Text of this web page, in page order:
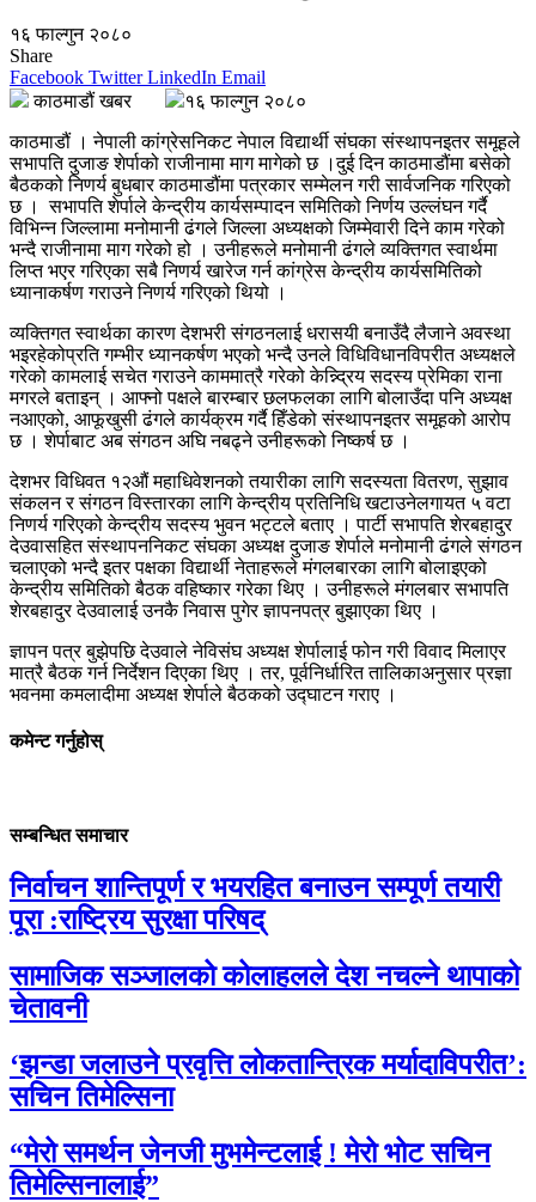
१६ फाल्गुन २०८०
Share
Facebook Twitter LinkedIn Email
काठमाडौं खबर
१६ फाल्गुन २०८०
काठमाडौं । नेपाली कांग्रेसनिकट नेपाल विद्यार्थी संघका संस्थापनइतर समूहले
सभापति दुजाङ शेर्पाको राजीनामा माग मागेको छ ।दुई दिन काठमाडौंमा बसेको
बैठकको निणर्य बुधबार काठमाडौंमा पत्रकार सम्मेलन गरी सार्वजनिक गरिएको
छ । सभापति शेर्पाले केन्द्रीय कार्यसम्पादन समितिको निर्णय उल्लंघन गर्दै
विभिन्न जिल्लामा मनोमानी ढंगले जिल्ला अध्यक्षको जिम्मेवारी दिने काम गरेको
भन्दै राजीनामा माग गरेको हो । उनीहरूले मनोमानी ढंगले व्यक्तिगत स्वार्थमा
लिप्त भएर गरिएका सबै निणर्य खारेज गर्न कांग्रेस केन्द्रीय कार्यसमितिको
ध्यानाकर्षण गराउने निणर्य गरिएको थियो ।
व्यक्तिगत स्वार्थका कारण देशभरी संगठनलाई धरासयी बनाउँदै लैजाने अवस्था
भइरहेकोप्रति गम्भीर ध्यानकर्षण भएको भन्दै उनले विधिविधानविपरीत अध्यक्षले
गरेको कामलाई सचेत गराउने काममात्रै गरेको केन्न्द्रिय सदस्य प्रेमिका राना
मगरले बताइन् । आफ्नो पक्षले बारम्बार छलफलका लागि बोलाउँदा पनि अध्यक्ष
नआएको, आफूखुसी ढंगले कार्यक्रम गर्दै हिँडेको संस्थापनइतर समूहको आरोप
छ । शेर्पाबाट अब संगठन अघि नबढ्ने उनीहरूको निष्कर्ष छ ।
देशभर विधिवत १२औं महाधिवेशनको तयारीका लागि सदस्यता वितरण, सुझाव
संकलन र संगठन विस्तारका लागि केन्द्रीय प्रतिनिधि खटाउनेलगायत ५ वटा
निणर्य गरिएको केन्द्रीय सदस्य भुवन भट्टले बताए । पार्टी सभापति शेरबहादुर
देउवासहित संस्थापननिकट संघका अध्यक्ष दुजाङ शेर्पाले मनोमानी ढंगले संगठन
चलाएको भन्दै इतर पक्षका विद्यार्थी नेताहरूले मंगलबारका लागि बोलाइएको
केन्द्रीय समितिको बैठक वहिष्कार गरेका थिए । उनीहरूले मंगलबार सभापति
शेरबहादुर देउवालाई उनकै निवास पुगेर ज्ञापनपत्र बुझाएका थिए ।
ज्ञापन पत्र बुझेपछि देउवाले नेविसंघ अध्यक्ष शेर्पालाई फोन गरी विवाद मिलाएर
मात्रै बैठक गर्न निर्देशन दिएका थिए । तर, पूर्वनिर्धारित तालिकाअनुसार प्रज्ञा
भवनमा कमलादीमा अध्यक्ष शेर्पाले बैठकको उद्घाटन गराए ।
कमेन्ट गर्नुहोस्
सम्बन्धित समाचार
निर्वाचन शान्तिपूर्ण र भयरहित बनाउन सम्पूर्ण तयारी
पूरा :राष्ट्रिय सुरक्षा परिषद्
सामाजिक सञ्जालको कोलाहलले देश नचल्ने थापाको
चेतावनी
‘झन्डा जलाउने प्रवृत्ति लोकतान्त्रिक मर्यादाविपरीत’:
सचिन तिमेल्सिना
“मेरो समर्थन जेनजी मुभमेन्टलाई ! मेरो भोट सचिन
तिमेल्सिनालाई”